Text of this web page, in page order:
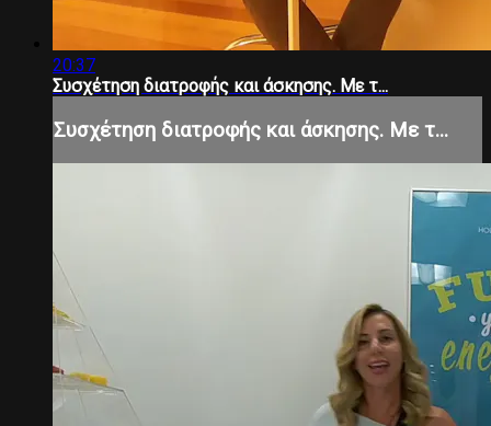
20:37
Συσχέτηση διατροφής και άσκησης. Με τ...
Συσχέτηση διατροφής και άσκησης. Με τ...